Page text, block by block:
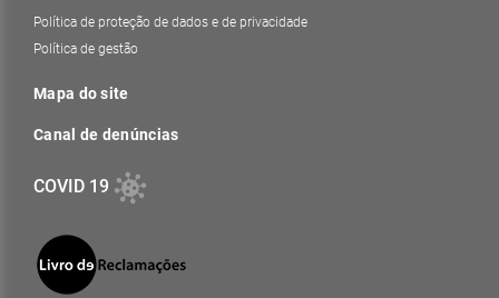
Política de proteção de dados e de privacidade
Política de gestão
Mapa do site
Canal de denúncias
COVID 19